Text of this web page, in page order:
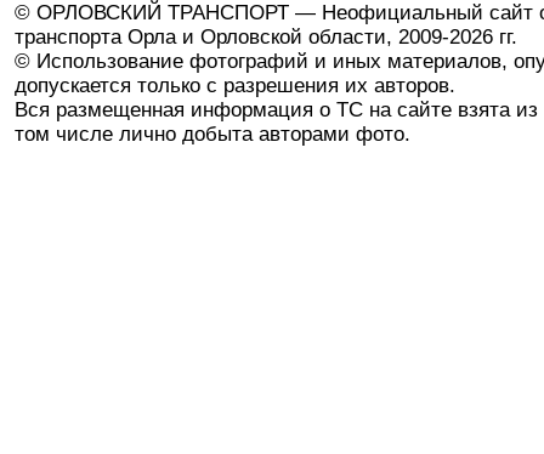
© ОРЛОВСКИЙ ТРАНСПОРТ — Неофициальный сайт
транспорта Орла и Орловской области, 2009-2026 гг.
© Использование фотографий и иных материалов,
допускается только с разрешения их авторов.
Вся размещенная информация о ТС на сайте взята из
том числе лично добыта авторами фото.